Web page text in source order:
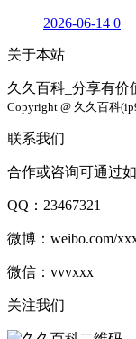
2026-06-14 0
关于本站
久久百科_分享有价
Copyright @ 久久百科
联系我们
合作或咨询可通过
QQ：23467321
微博：weibo.com/
微信：vvvxxx
关注我们